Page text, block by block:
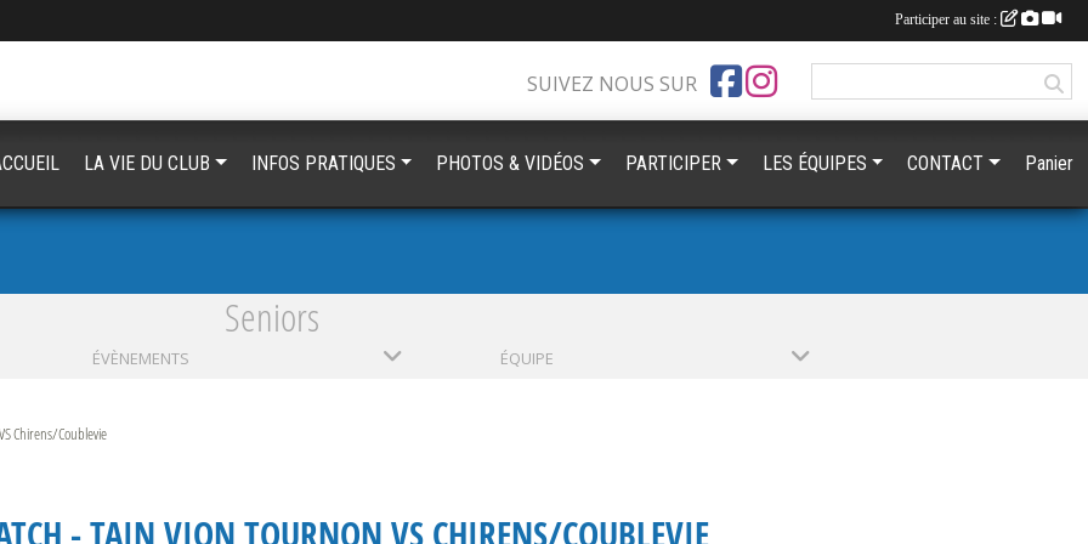
Seniors
ÉVÈNEMENTS ÉQUIPE
Chirens/Coublevie
- TAIN VION TOURNON VS CHIRENS/COUBLEVIE
SUIVEZ NOUS SUR
LA VIE DU CLUB INFOS PRATIQUES PHOTOS & VIDÉOS PARTICIPER LES ÉQUIPES CONTACT Panier
Participer au site :